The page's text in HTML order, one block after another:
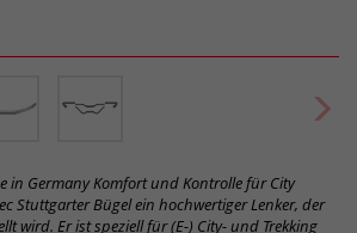
in Germany Komfort und Kontrolle für City
Stuttgarter Bügel ein hochwertiger Lenker, der
wird. Er ist speziell für (E-) City- und Trekking